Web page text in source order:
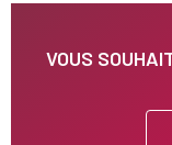
VOUS